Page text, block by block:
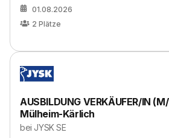
01.08.2026
2 Plätze
AUSBILDUNG VERKÄUFER/IN
Mülheim-Kärlich
bei JYSK SE